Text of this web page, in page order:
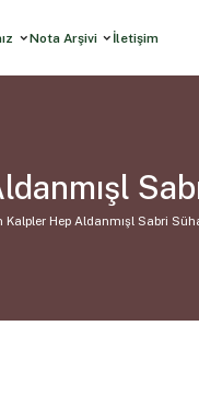
Nota Arşivi İletişim
Kalpler Hep Aldanmışl Sabri